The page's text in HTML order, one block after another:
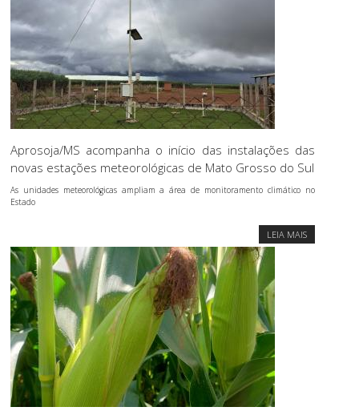
Aprosoja/MS acompanha o início das instalações das
novas estações meteorológicas de Mato Grosso do Sul
As unidades meteorológicas ampliam a área de monitoramento climático no
Estado
LEIA MAIS